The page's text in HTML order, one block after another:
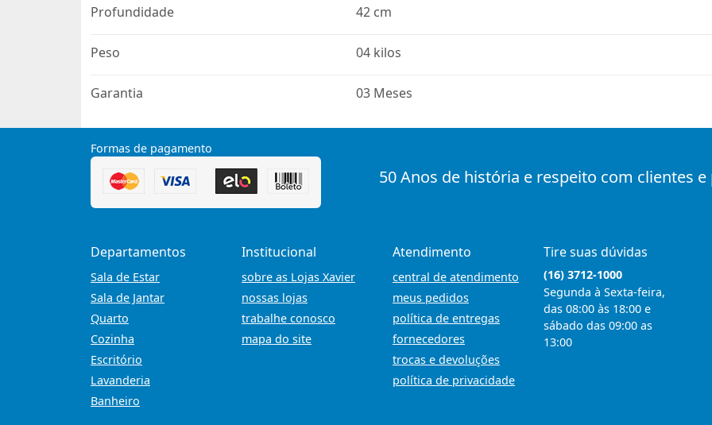
Profundidade 42 cm
Peso 04 kilos
Garantia 03 Meses
Formas de pagamento
50 Anos de história e respeito com clientes e
Departamentos
Sala de Estar
Sala de Jantar
Quarto
Cozinha
Escritório
Lavanderia
Banheiro
Institucional
sobre as Lojas Xavier
nossas lojas
trabalhe conosco
mapa do site
Atendimento
central de atendimento
meus pedidos
política de entregas
fornecedores
trocas e devoluções
política de privacidade
Tire suas dúvidas
(16) 3712-1000
Segunda à Sexta-feira,
das 08:00 às 18:00 e
sábado das 09:00 as
13:00